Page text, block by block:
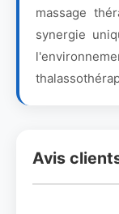
massage
synergie
Avis